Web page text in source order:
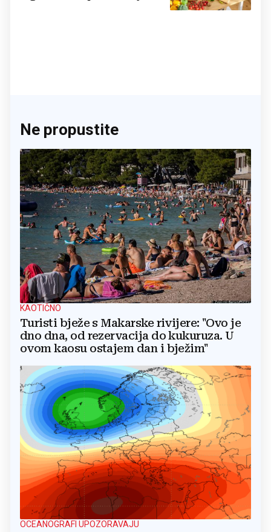
Ne propustite
KAOTIČNO
Turisti bježe s Makarske rivijere: "Ovo je
dno dna, od rezervacija do kukuruza. U
ovom kaosu ostajem dan i bježim"
OCEANOGRAFI UPOZORAVAJU